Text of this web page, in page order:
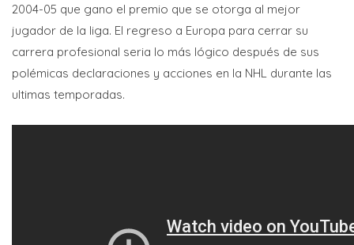
2004-05 que gano el premio que se otorga al mejor
jugador de la liga. El regreso a Europa para cerrar su
carrera profesional seria lo más lógico después de sus
polémicas declaraciones y acciones en la NHL durante las
ultimas temporadas.